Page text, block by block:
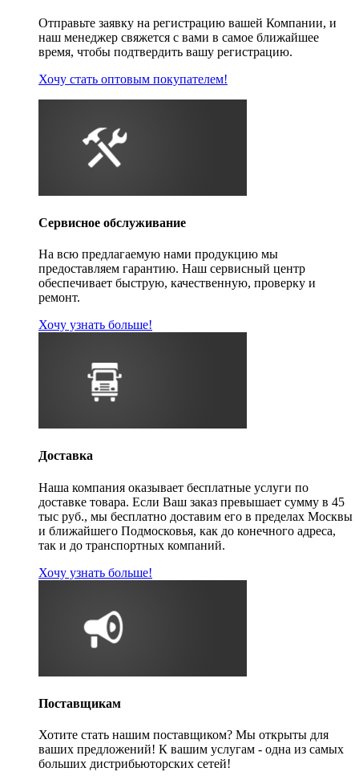
Отправьте заявку на регистрацию вашей Компании, и
наш менеджер свяжется с вами в самое ближайшее
время, чтобы подтвердить вашу регистрацию.
Хочу стать оптовым покупателем!
Сервисное обслуживание
На всю предлагаемую нами продукцию мы
предоставляем гарантию. Наш сервисный центр
обеспечивает быструю, качественную, проверку и
ремонт.
Хочу узнать больше!
Доставка
Наша компания оказывает бесплатные услуги по
доставке товара. Если Ваш заказ превышает сумму в 45
тыс руб., мы бесплатно доставим его в пределах Москвы
и ближайшего Подмосковья, как до конечного адреса,
так и до транспортных компаний.
Хочу узнать больше!
Поставщикам
Хотите стать нашим поставщиком? Мы открыты для
ваших предложений! К вашим услугам - одна из самых
больших дистрибьюторских сетей!